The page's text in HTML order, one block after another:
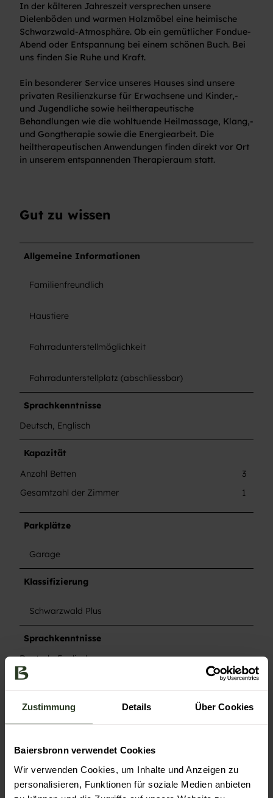
Zustimmung Details Über Cookies
Baiersbronn verwendet Cookies
Wir verwenden Cookies, um Inhalte und Anzeigen zu
personalisieren, Funktionen für soziale Medien anbieten
ü
c
k
-
W
h
n
s
t
u
b
e
C
u
In der kälteren Jahreszeit versprechen unsere
Dielenböden und warmen Holzmöbel eine heimische
Schwarzwald-Atmosphäre. Ob ein gemütlicher Fondue-
Abend oder Entspannung bei einem schönen Buch. Bei
uns finden Sie Ruhe und Kraft.
Ein besonderer Service unseres Hauses sind unsere
privaten Resilienzkurse für Erwachsene und Kinder,-
und Jugendliche sowie heiltherapeutische
Behandlungen wie die wohltuende Heilmassage, Klang,-
und Gongtherapie sowie die Energiearbeit. Die
heiltherapeutischen Anwendungen finden direkt vor Ort
in unserem entspannenden Therapieraum statt.
Gut zu wissen
Allgemeine Informationen
Familienfreundlich
Haustiere
Fahrradunterstellmöglichkeit
Fahrradunterstellplatz (abschliessbar)
Sprachkenntnisse
Deutsch, Englisch
Kapazität
Anzahl Betten
3
Gesamtzahl der Zimmer
1
Parkplätze
Garage
Klassifizierung
Schwarzwald Plus
Sprachkenntnisse
Deutsch, Englisch
Nichtraucher Betrieb
Weitere Infos